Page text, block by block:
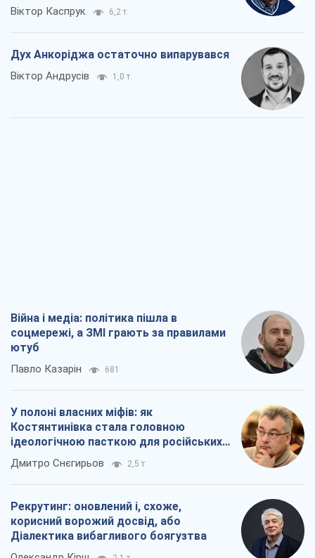
Віктор Каспрук 6,2 т.
Дух Анкоріджа остаточно випарувався
Віктор Андрусів 1,0 т.
Війна і медіа: політика пішла в
соцмережі, а ЗМІ грають за правилами
ютуб
Павло Казарін 681
У полоні власних міфів: як
Костянтинівка стала головною
ідеологічною пасткою для російських
окупантів
Дмитро Снєгирьов 2,5 т.
Рекрутинг: оновлений і, схоже,
корисний ворожий досвід, або
Діалектика вибагливого боягузтва